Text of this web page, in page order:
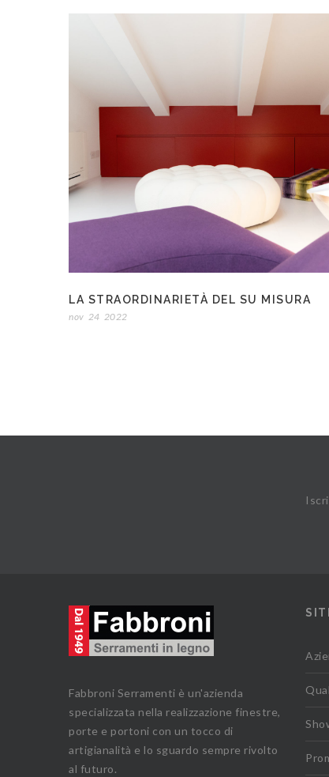
LA STRAORDINARIETÀ DEL SU MISURA
nov 24 2022
Fabbroni Serramenti è un'azienda
specializzata nella realizzazione finestre,
porte e portoni con un tocco di
artigianalità e lo sguardo sempre rivolto
al futuro.